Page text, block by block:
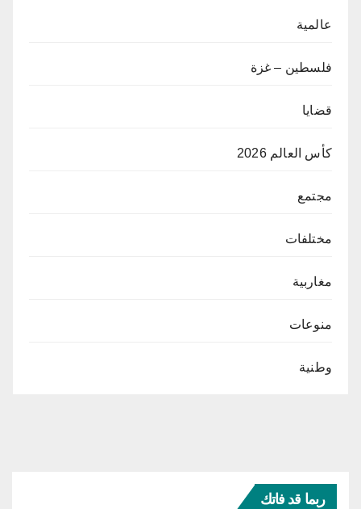
عالمية
فلسطين – غزة
قضايا
كأس العالم 2026
مجتمع
مختلفات
مغاربية
منوعات
وطنية
ربما قد فاتك